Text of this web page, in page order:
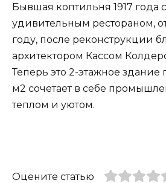
Бывшая коптильня 1917 года
удивительным рестораном,
году, после реконструкции
архитектором Кассом
Теперь это 2-этажное
м2 сочетает в себе
теплом и уютом.
Оцените статью